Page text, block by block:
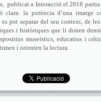
publicat a Interacció el 2018 partia
clara: la potència d’una imatge
pot separar del seu context, de les
i històriques que li donen
museístics, educatius i
i orienten la lectura.